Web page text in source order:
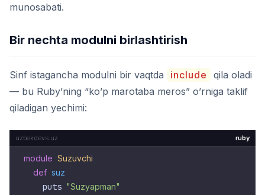
munosabati.
Bir nechta modulni birlashtirish
Sinf istagancha modulni bir vaqtda include
qila oladi
— bu Ruby’ning “ko’p marotaba meros” o’rniga taklif
qiladigan yechimi:
ruby
module Suzuvchi
def suz
    puts
"Suzyapman"